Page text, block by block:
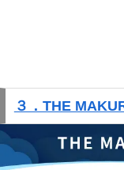
３．THE